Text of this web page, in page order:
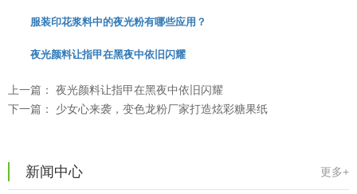
服装印花浆料中的夜光粉有哪些应用？
夜光颜料让指甲在黑夜中依旧闪耀
上一篇： 夜光颜料让指甲在黑夜中依旧闪耀
下一篇： 少女心来袭，变色龙粉厂家打造炫彩糖果纸
新闻中心 更多+
温变粉适合做热变还是冷变？ 2026-08-04